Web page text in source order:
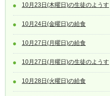
10月23日(木曜日)の生徒のようす
10月24日(金曜日)の給食
10月27日(月曜日)の給食
10月27日(月曜日)の生徒のようす
10月28日(火曜日)の給食